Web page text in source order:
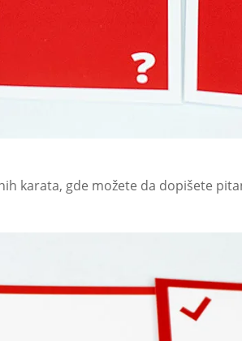
karata, gde možete da dopišete